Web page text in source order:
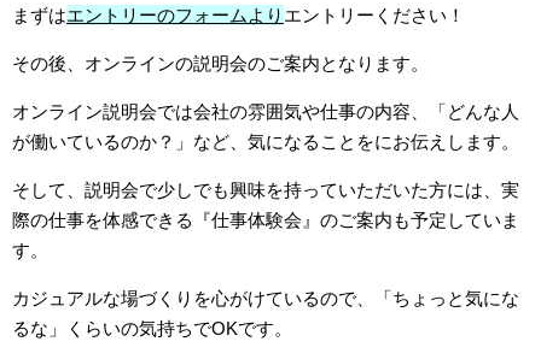
まずはエントリーのフォームより エントリーください！
その後、オンラインの説明会のご案内となります。
オンライン説明会では会社の雰囲気や仕事の内容、「どんな人
が働いているのか？」など、気になることをにお伝えします。
そして、説明会で少しでも興味を持っていただいた方には、実
際の仕事を体感できる『仕事体験会』のご案内も予定していま
す。
カジュアルな場づくりを心がけているので、「ちょっと気にな
るな」くらいの気持ちでOKです。